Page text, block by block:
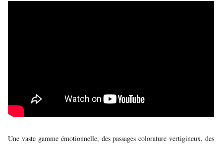
MONNAIE
NOUS
Une vaste gamme émotionnelle, des passages colorature vertigineux, des